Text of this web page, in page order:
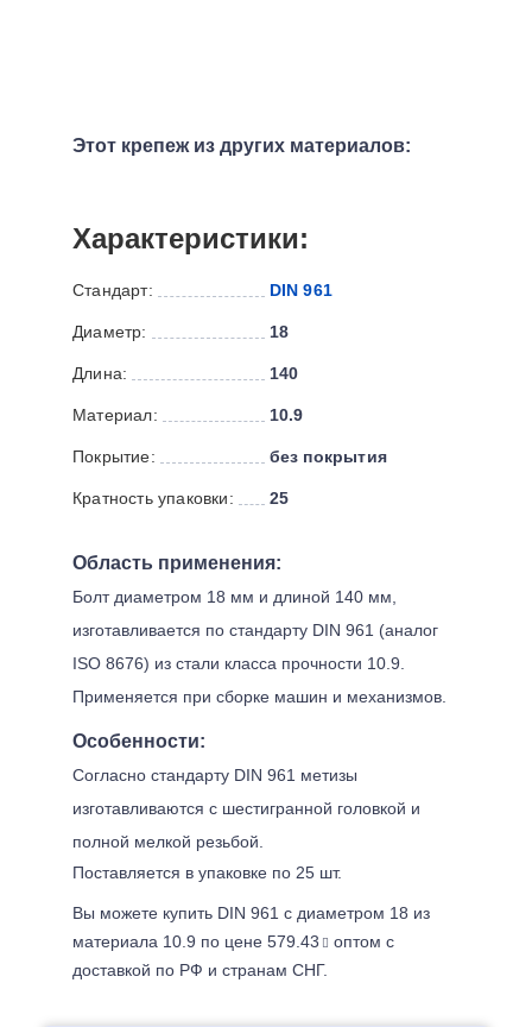
Этот крепеж из других материалов:
Характеристики:
Стандарт: DIN 961
Диаметр: 18
Длина: 140
Материал: 10.9
Покрытие: без покрытия
Кратность упаковки: 25
Область применения:
Болт диаметром 18 мм и длиной 140 мм,
изготавливается по стандарту DIN 961 (аналог
ISO 8676) из стали класса прочности 10.9.
Применяется при сборке машин и механизмов.
Особенности:
Согласно стандарту DIN 961 метизы
изготавливаются с шестигранной головкой и
полной мелкой резьбой.
Поставляется в упаковке по 25 шт.
Вы можете купить DIN 961 с диаметром 18 из
материала 10.9 по цене 579.43
оптом с
доставкой по РФ и странам СНГ.